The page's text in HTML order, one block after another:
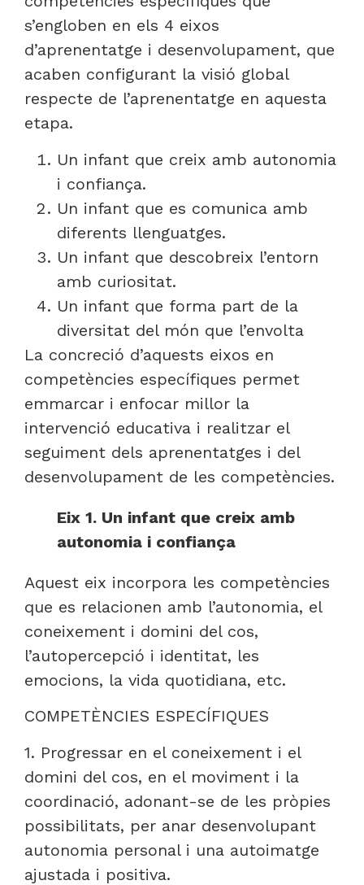
s’engloben en els 4 eixos
d’aprenentatge i desenvolupament, que
acaben configurant la visió global
respecte de l’aprenentatge en aquesta
etapa.
Un infant que creix amb autonomia
i confiança.
Un infant que es comunica amb
diferents llenguatges.
Un infant que descobreix l’entorn
amb curiositat.
Un infant que forma part de la
diversitat del món que l’envolta
La concreció d’aquests eixos en
competències específiques permet
emmarcar i enfocar millor la
intervenció educativa i realitzar el
seguiment dels aprenentatges i del
desenvolupament de les competències.
Eix 1. Un infant que creix amb
autonomia i confiança
Aquest eix incorpora les competències
que es relacionen amb l’autonomia, el
coneixement i domini del cos,
l’autopercepció i identitat, les
emocions, la vida quotidiana, etc.
COMPETÈNCIES ESPECÍFIQUES
1. Progressar en el coneixement i el
domini del cos, en el moviment i la
coordinació, adonant-se de les pròpies
possibilitats, per anar desenvolupant
autonomia personal i una autoimatge
ajustada i positiva.